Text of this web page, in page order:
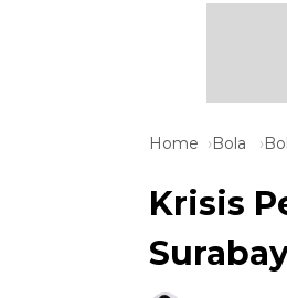
Home Bola
Krisis